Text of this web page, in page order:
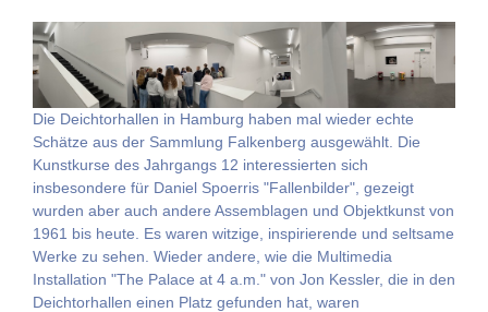
Die Deichtorhallen in Hamburg haben mal wieder echte
Schätze aus der Sammlung Falkenberg ausgewählt. Die
Kunstkurse des Jahrgangs 12 interessierten sich
insbesondere für Daniel Spoerris "Fallenbilder", gezeigt
wurden aber auch andere Assemblagen und Objektkunst von
1961 bis heute. Es waren witzige, inspirierende und seltsame
Werke zu sehen. Wieder andere, wie die Multimedia
Installation "The Palace at 4 a.m." von Jon Kessler, die in den
Deichtorhallen einen Platz gefunden hat, waren